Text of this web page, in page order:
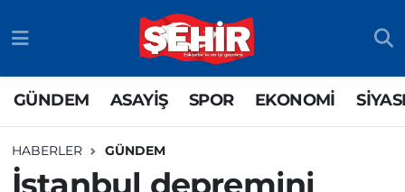
GÜNDEM ASAYİŞ SPOR EKONOMİ
HABERLER GÜNDEM
İstanbul depremini
SPOR
SİYASET
Odunpazarı Nöbetçi Eczaneler
Odunpazarı Hava Durumu
Odunpazarı Trafik Yoğunluk Haritası